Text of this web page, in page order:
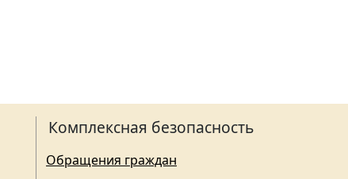
Комплексная безопасность
Обращения граждан